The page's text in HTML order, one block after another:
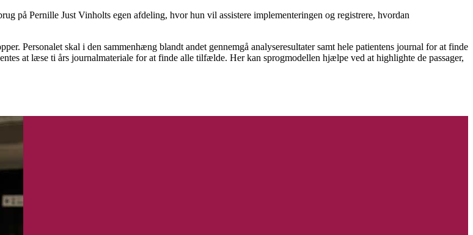
på Pernille Just Vinholts egen afdeling, hvor hun vil assistere implementeringen og registrere, hvordan
Personalet skal i den sammenhæng blandt andet gennemgå analyseresultater samt hele patientens journal for at finde
at læse ti års journalmateriale for at finde alle tilfælde. Her kan sprogmodellen hjælpe ved at highlighte de passager,